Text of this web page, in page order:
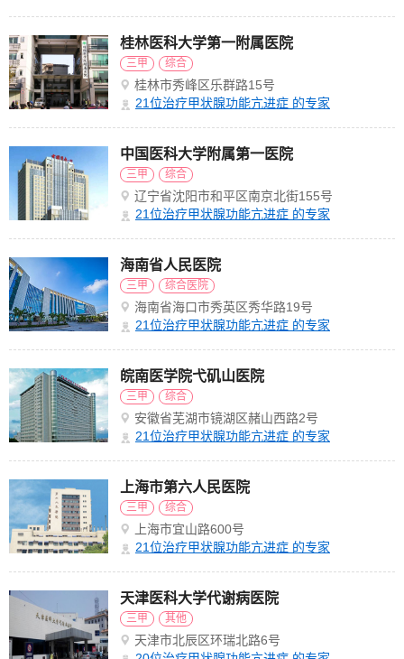
桂林医科大学第一附属医院
三甲 综合
桂林市秀峰区乐群路15号
21位治疗甲状腺功能亢进症 的专家
中国医科大学附属第一医院
三甲 综合
辽宁省沈阳市和平区南京北街155号
21位治疗甲状腺功能亢进症 的专家
海南省人民医院
三甲 综合医院
海南省海口市秀英区秀华路19号
21位治疗甲状腺功能亢进症 的专家
皖南医学院弋矶山医院
三甲 综合
安徽省芜湖市镜湖区赭山西路2号
21位治疗甲状腺功能亢进症 的专家
上海市第六人民医院
三甲 综合
上海市宜山路600号
21位治疗甲状腺功能亢进症 的专家
天津医科大学代谢病医院
三甲 其他
天津市北辰区环瑞北路6号